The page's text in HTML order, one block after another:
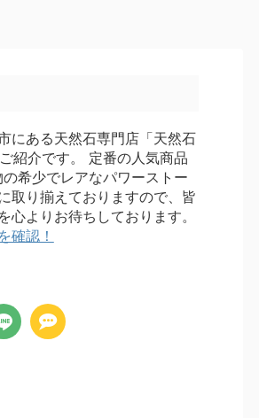
にある天然石専門店「天然石
紹介です。 定番の人気商品
希少でレアなパワーストー
取り揃えておりますので、皆
心よりお待ちしております。
確認！